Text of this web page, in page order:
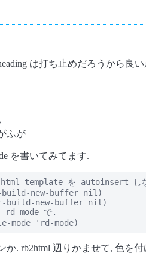
は打ち止めだろうから良い
ふが
を書いてみてます.
template を autoinsert しな
build-new-buffer nil)
build-new-buffer nil)
mode で.
'rd-mode)
. rb2html 辺りかませて, 色を